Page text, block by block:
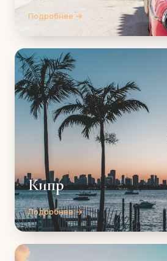
Подробнее →
Кипр
Подробнее →